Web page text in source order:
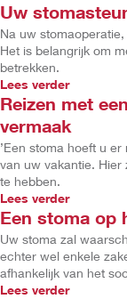
Uw
Na uw
Het is belangrijk om
betrekken.
Lees verder
Reizen met
vermaak
’Een stoma hoeft u
van uw vakantie. Hier
te hebben.
Lees verder
Een stoma op
Uw stoma zal
echter wel enkele
afhankelijk van het
Lees verder